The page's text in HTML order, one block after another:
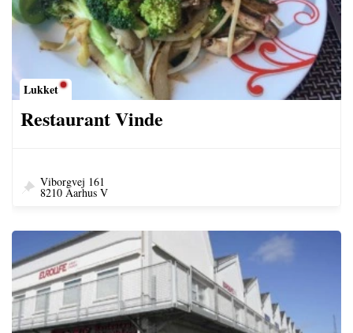
Lukket
Restaurant Vinde
Viborgvej 161
8210 Aarhus V